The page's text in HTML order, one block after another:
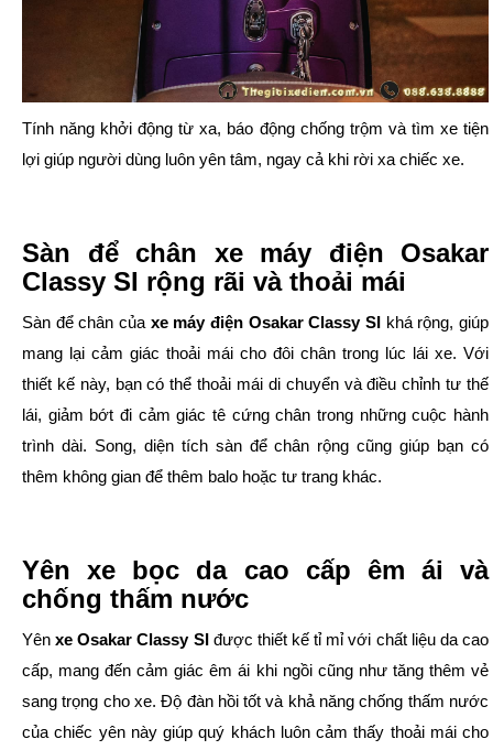
Tính năng khởi động từ xa, báo động chống trộm và tìm xe tiện
lợi giúp người dùng luôn yên tâm, ngay cả khi rời xa chiếc xe.
Sàn để chân xe máy điện Osakar
Classy SI rộng rãi và thoải mái
Sàn để chân của xe máy điện Osakar Classy SI khá rộng, giúp
mang lại cảm giác thoải mái cho đôi chân trong lúc lái xe. Với
thiết kế này, bạn có thể thoải mái di chuyển và điều chỉnh tư thế
lái, giảm bớt đi cảm giác tê cứng chân trong những cuộc hành
trình dài. Song, diện tích sàn để chân rộng cũng giúp bạn có
thêm không gian để thêm balo hoặc tư trang khác.
Yên xe bọc da cao cấp êm ái và
chống thấm nước
Yênxe Osakar Classy SIđược thiết kế tỉ mỉ với chất liệu da cao
cấp, mang đến cảm giác êm ái khi ngồi cũng như tăng thêm vẻ
sang trọng cho xe. Độ đàn hồi tốt và khả năng chống thấm nước
của chiếc yên này giúp quý khách luôn cảm thấy thoải mái cho